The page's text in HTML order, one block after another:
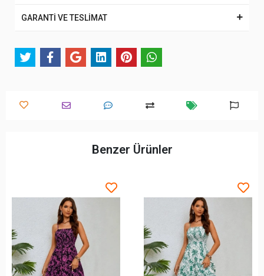
GARANTİ VE TESLİMAT
Benzer Ürünler